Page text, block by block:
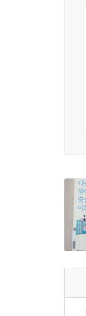
못
재
영
데
살
언
이
바
상